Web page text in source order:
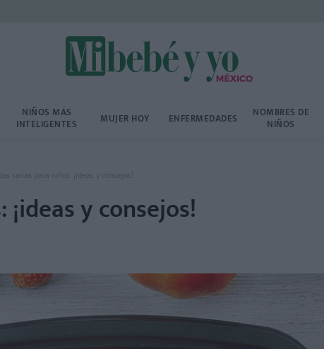
NIÑOS MÁS
INTELIGENTES MUJER HOY ENFERMEDADES NOMBRES DE
NIÑOS
sanas para niños: ¡ideas y consejos!
y consejos!